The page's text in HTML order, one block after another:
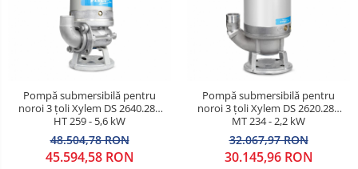
Pompă submersibilă pentru
noroi 3 țoli Xylem DS 2640.281
HT 259 - 5,6 kW
48.504,78 RON
45.594,58 RON
Pompă submersibilă pentru
noroi 3 țoli Xylem DS 2620.281
MT 234 - 2,2 kW
32.067,97 RON
30.145,96 RON